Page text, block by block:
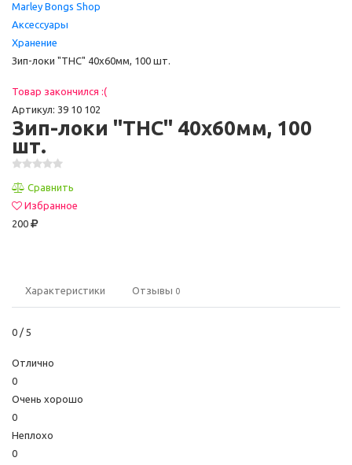
Marley Bongs Shop
Аксессуары
Хранение
Зип-локи "THC" 40x60мм, 100 шт.
Товар закончился :(
Артикул: 39 10 102
Зип-локи "THC" 40x60мм, 100
шт.
Сравнить
Избранное
200
Характеристики Отзывы 0
0 / 5
Отлично
0
Очень хорошо
0
Неплохо
0